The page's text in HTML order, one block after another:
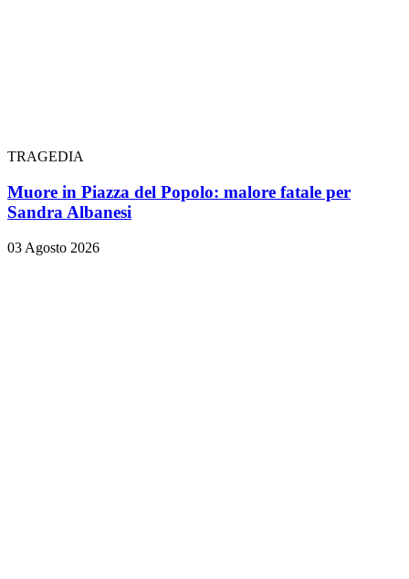
TRAGEDIA
Muore in Piazza del Popolo: malore fatale per
Sandra Albanesi
03 Agosto 2026